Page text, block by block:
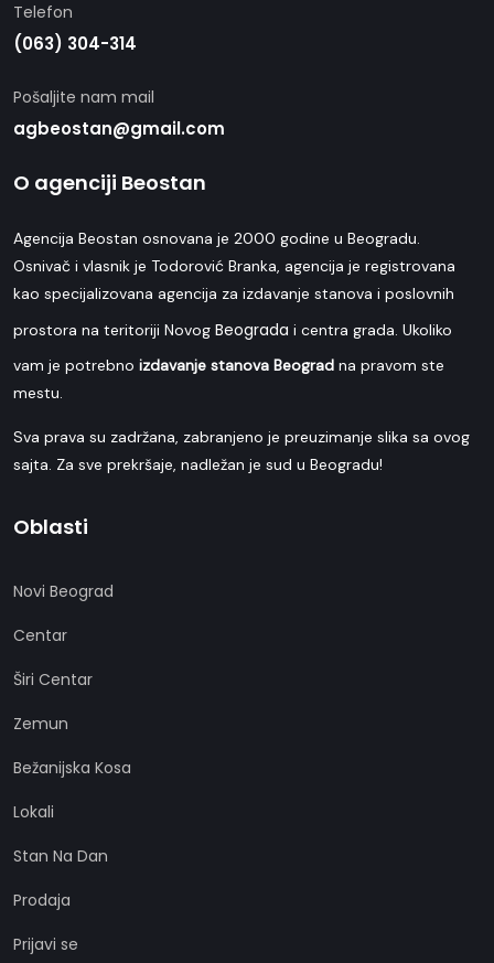
Telefon
(063) 304-314
Pošaljite nam mail
agbeostan@gmail.com
O agenciji Beostan
Agencija Beostan osnovana je 2000 godine u Beogradu.
Osnivač i vlasnik je Todorović Branka, agencija je registrovana
kao specijalizovana agencija za izdavanje stanova i poslovnih
prostora na teritoriji Novog Beograda i centra grada. Ukoliko
vam je potrebno izdavanje stanova Beograd na pravom ste
mestu.
Sva prava su zadržana, zabranjeno je preuzimanje slika sa ovog
sajta. Za sve prekršaje, nadležan je sud u Beogradu!
Oblasti
Novi Beograd
Centar
Širi Centar
Zemun
Bežanijska Kosa
Lokali
Stan Na Dan
Prodaja
Prijavi se